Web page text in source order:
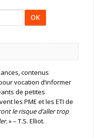
contenus
vocation d’informer
de petites
les PME et les ETI de
le risque d’aller trop
» – T.S. Elliot.